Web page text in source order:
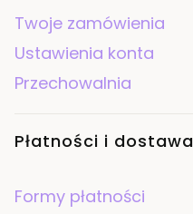
Twoje zamówienia
Ustawienia konta
Przechowalnia
Płatności i dostawa
Formy płatności